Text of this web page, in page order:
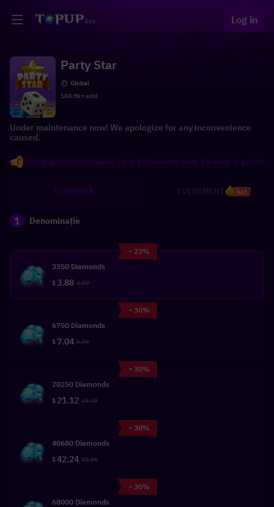
Log in
Party Star
Global
104.9k+ sold
Under maintenance now! We apologize for any inconvenience
caused.
to get 8% off Coupon, Up to $5 discount; invite 2 friends to get 9% off
CUMPĂRĂ hot
1 Denominație
- 23%
3350 Diamonds
$3.88 4.99
- 30%
6750 Diamonds
$ 7.04 9.99
- 30%
20250 Diamonds
$ 21.12 29.99
- 30%
40680 Diamonds
$42.24 59.99
- 30%
68000 Diamonds